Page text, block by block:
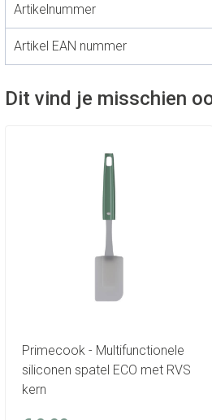
Artikelnummer
Artikel EAN nummer
Dit vind je misschien
Primecook - Multifunctionele
siliconen spatel ECO met RVS
kern